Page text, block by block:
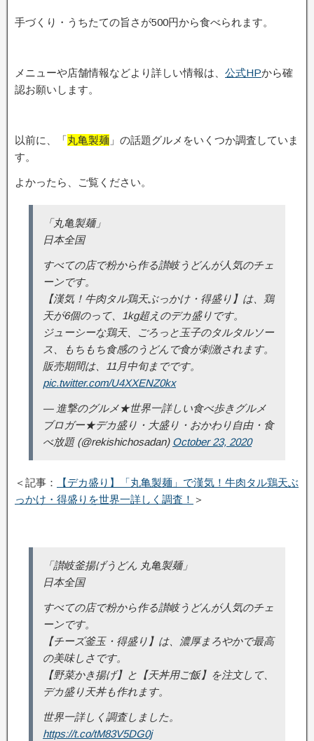
手づくり・うちたての旨さが500円から食べられます。
メニューや店舗情報などより詳しい情報は、 公式HPから確
認お願いします。
以前に、「丸亀製麺 」の話題グルメをいくつか調査していま
す。
よかったら、ご覧ください。
「丸亀製麺」
日本全国
すべての店で粉から作る讃岐うどんが人気のチェ
ーンです。
【漢気！牛肉タル鶏天ぶっかけ・得盛り】は、鶏
天が6個のって、1kg超えのデカ盛りです。
ジューシーな鶏天、ごろっと玉子のタルタルソー
ス、もちもち食感のうどんで食が刺激されます。
販売期間は、11月中旬までです。
pic.twitter.com/U4XXENZ0kx
— 進撃のグルメ★世界一詳しい食べ歩きグルメ
ブロガー★デカ盛り・大盛り・おかわり自由・食
べ放題 (@rekishichosadan) October 23, 2020
＜記事：
【デカ盛り】「丸亀製麺」で漢気！牛肉タル鶏天ぶ
っかけ・得盛りを世界一詳しく調査！ ＞
「讃岐釜揚げうどん 丸亀製麺」
日本全国
すべての店で粉から作る讃岐うどんが人気のチェ
ーンです。
【チーズ釜玉・得盛り】は、濃厚まろやかで最高
の美味しさです。
【野菜かき揚げ】と【天丼用ご飯】を注文して、
デカ盛り天丼も作れます。
世界一詳しく調査しました。
https://t.co/tM83V5DG0j